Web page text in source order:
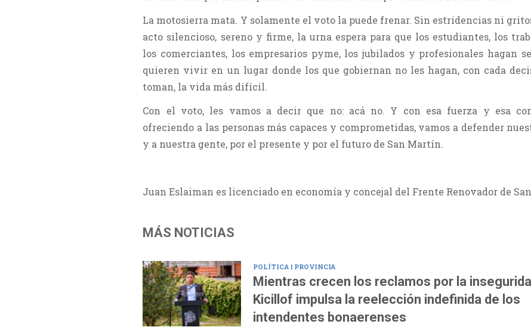
La motosierra mata. Y solamente el voto la puede frenar. Sin estridencias ni
acto silencioso, sereno y firme, la urna espera para que los estudiantes, los
los comerciantes, los empresarios pyme, los jubilados y profesionales hagan
quieren vivir en un lugar donde los que gobiernan no les hagan, con cada
toman, la vida más difícil.
Con el voto, les vamos a decir que no: acá no. Y con esa fuerza y esa
ofreciendo a las personas más capaces y comprometidas, vamos a defender
y a nuestra gente, por el presente y por el futuro de San Martín.
Juan Eslaiman es licenciado en economía y concejal del Frente Renovador de
MÁS NOTICIAS
POLÍTICA | PROVINCIA
Mientras crecen los reclamos por la
Kicillof impulsa la reelección indefinida de los
intendentes bonaerenses